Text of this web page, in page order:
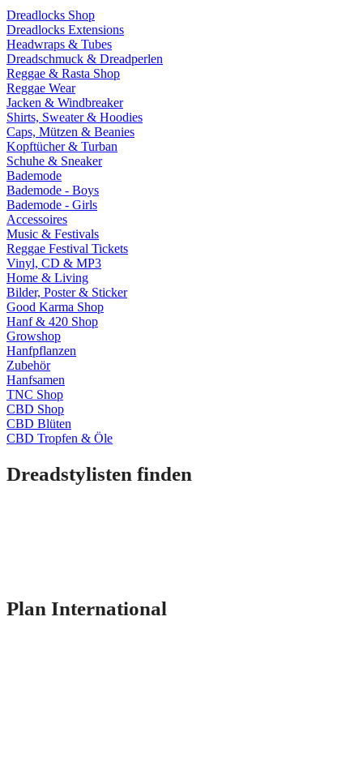
Dreadlocks Shop
Dreadlocks Extensions
Headwraps & Tubes
Dreadschmuck & Dreadperlen
Reggae & Rasta Shop
Reggae Wear
Jacken & Windbreaker
Shirts, Sweater & Hoodies
Caps, Mützen & Beanies
Kopftücher & Turban
Schuhe & Sneaker
Bademode
Bademode - Boys
Bademode - Girls
Accessoires
Music & Festivals
Reggae Festival Tickets
Vinyl, CD & MP3
Home & Living
Bilder, Poster & Sticker
Good Karma Shop
Hanf & 420 Shop
Growshop
Hanfpflanzen
Zubehör
Hanfsamen
TNC Shop
CBD Shop
CBD Blüten
CBD Tropfen & Öle
Dreadstylisten finden
Plan International